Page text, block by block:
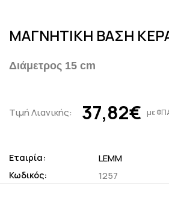
ΜΑΓΝΗΤΙΚΗ ΒΑΣΗ
Διάμετρος 15 cm
Τιμή Λιανικής: 37,82€ με
Εταιρία: LEMM
Κωδικός: 1257